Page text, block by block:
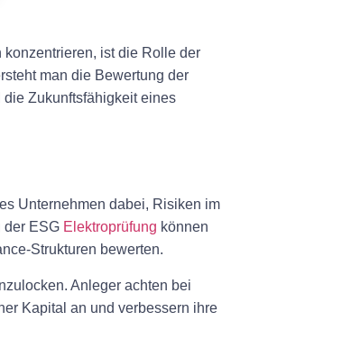
ist die Rolle der
man die Bewertung der
Zukunftsfähigkeit eines
Unternehmen dabei, Risiken im
der ESG Elektroprüfung können
Strukturen bewerten.
Anleger achten bei
Kapital an und verbessern ihre